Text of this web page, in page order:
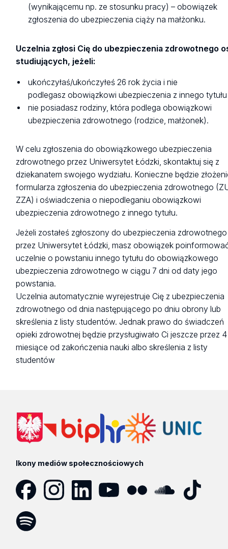
(wynikającemu np. ze stosunku pracy) – obowiązek
zgłoszenia do ubezpieczenia ciąży na małżonku.
Uczelnia zgłosi Cię do ubezpieczenia zdrowotnego
studiujących, jeżeli:
ukończyłaś/ukończyłeś 26 rok życia i nie
podlegasz obowiązkowi ubezpieczenia z innego
nie posiadasz rodziny, która podlega obowiązkowi
ubezpieczenia zdrowotnego (rodzice, małżonek).
W celu zgłoszenia do obowiązkowego ubezpieczenia
zdrowotnego przez Uniwersytet Łódzki, skontaktuj się z
dziekanatem swojego wydziału. Konieczne będzie
formularza zgłoszenia do ubezpieczenia zdrowotnego
ZZA) i oświadczenia o niepodleganiu obowiązkowi
ubezpieczenia zdrowotnego z innego tytułu.
Jeżeli zostałeś zgłoszony do ubezpieczenia zdrowotnego
przez Uniwersytet Łódzki, masz obowiązek
uczelnie o powstaniu innego tytułu do obowiązkowego
ubezpieczenia zdrowotnego w ciągu 7 dni od daty jego
powstania.
Uczelnia automatycznie wyrejestruje Cię z ubezpieczenia
zdrowotnego od dnia następującego po dniu obrony lub
skreślenia z listy studentów. Jednak prawo do świadczeń
opieki zdrowotnej będzie przysługiwało Ci jeszcze przez 4
miesiące od zakończenia nauki albo skreślenia z listy
studentów
Ikony mediów społecznościowych